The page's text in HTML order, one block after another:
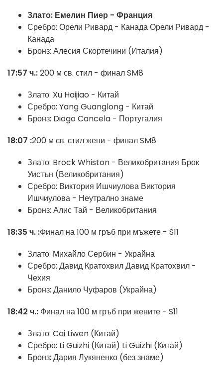
Злато: Емелин Пиер - Франция
Сребро: Орели Ривард - КанадаОрели Ривард -
Канада
Бронз: Алесия Скортечини (Италия)
17:57 ч.:200 м св. стил - финал SM8
Злато: Xu Haijiao - Китай
Сребро: Yang Guanglong - Китай
Бронз: Diogo Cancela - Португалия
18:07 :200 м св. стил жени - финал SM8
Злато: Brock Whiston - Великобритания Брок
Уистън (Великобритания)
Сребро: Виктория Ишчиулова Виктория
Ишчиулова - Неутрално знаме
Бронз: Алис Тай - Великобритания
18:35 ч. :Финал на 100 м гръб при мъжете - S11
Злато: Михайло Сербин - Украйна
Сребро: Давид КратохвилДавид Кратохвил -
Чехия
Бронз: Данило Чуфаров (Украйна)
18:42 ч.: Финал на 100 м гръб при жените - S11
Злато: Cai Liwen (Китай)
Сребро: Li Guizhi (Китай) Li Guizhi (Китай)
Бронз: Дария Лукяненко (без знаме)